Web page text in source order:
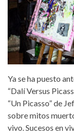
Ya se ha puesto
“Dalí Versus
“Un Picasso” de
sobre mitos
vivo. Sucesos en